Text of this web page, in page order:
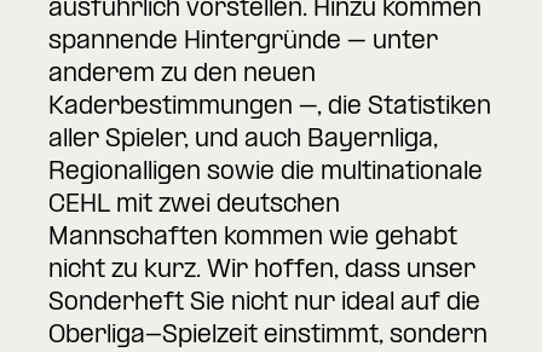
ausführlich vorstellen. Hinzu kommen
spannende Hintergründe – unter
anderem zu den neuen
Kaderbestimmungen –, die Statistiken
aller Spieler, und auch Bayernliga,
Regionalligen sowie die multinationale
CEHL mit zwei deutschen
Mannschaften kommen wie gehabt
nicht zu kurz. Wir hoffen, dass unser
Sonderheft Sie nicht nur ideal auf die
Oberliga-Spielzeit einstimmt, sondern